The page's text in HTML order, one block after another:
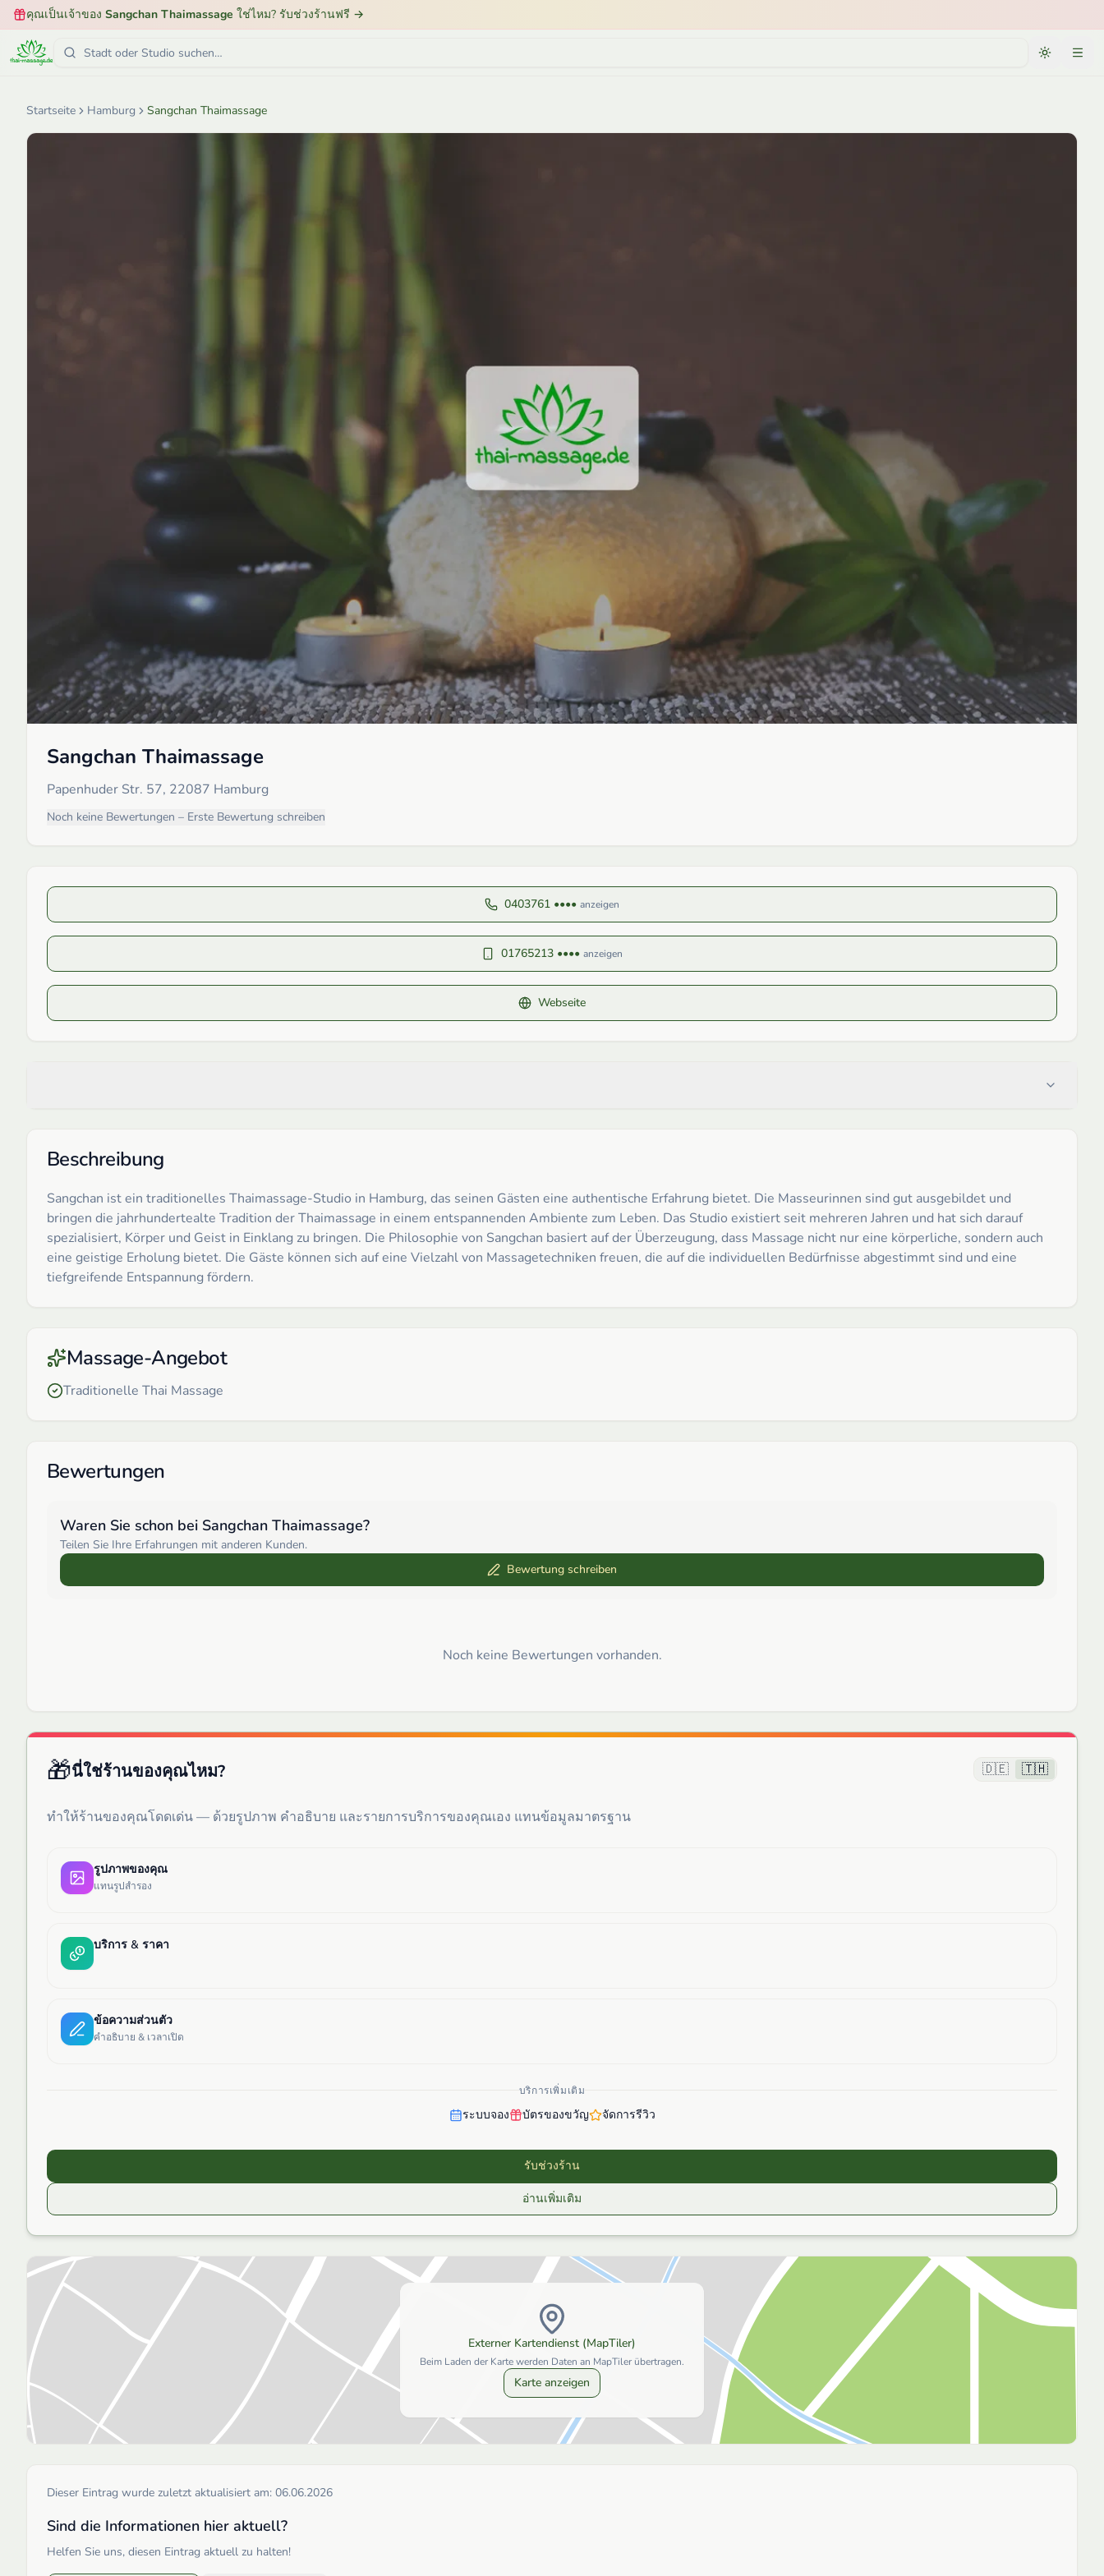
คุณเป็นเจ้าของ Sangchan Thaimassage ใช่ไหม? รับช่วงร้านฟรี →
Startseite Hamburg Sangchan Thaimassage
Sangchan Thaimassage
Papenhuder Str. 57, 22087 Hamburg
Noch keine Bewertungen – Erste Bewertung schreiben
0403761 •••• anzeigen
01765213 •••• anzeigen
Webseite
Beschreibung
Sangchan ist ein traditionelles Thaimassage-Studio in Hamburg, das seinen Gästen eine authentische Erfahrung bietet. Die Masseurinnen sind gut ausgebildet und
bringen die jahrhundertealte Tradition der Thaimassage in einem entspannenden Ambiente zum Leben. Das Studio existiert seit mehreren Jahren und hat sich darauf
spezialisiert, Körper und Geist in Einklang zu bringen. Die Philosophie von Sangchan basiert auf der Überzeugung, dass Massage nicht nur eine körperliche, sondern auch
eine geistige Erholung bietet. Die Gäste können sich auf eine Vielzahl von Massagetechniken freuen, die auf die individuellen Bedürfnisse abgestimmt sind und eine
tiefgreifende Entspannung fördern.
Massage-Angebot
Traditionelle Thai Massage
Bewertungen
Waren Sie schon bei Sangchan Thaimassage?
Teilen Sie Ihre Erfahrungen mit anderen Kunden.
Bewertung schreiben
Noch keine Bewertungen vorhanden.
🎁นี่ใช่ร้านของคุณไหม? 🇩🇪 🇹🇭
ทำให้ร้านของคุณโดดเด่น — ด้วยรูปภาพ คำอธิบาย และรายการบริการของคุณเอง แทนข้อมูลมาตรฐาน
รูปภาพของคุณ
แทนรูปสำรอง
บริการ & ราคา
ข้อความส่วนตัว
คำอธิบาย & เวลาเปิด
บริการเพิ่มเติม
ระบบจอง บัตรของขวัญ จัดการรีวิว
รับช่วงร้าน
อ่านเพิ่มเติม
Externer Kartendienst (MapTiler)
Beim Laden der Karte werden Daten an MapTiler übertragen.
Karte anzeigen
Dieser Eintrag wurde zuletzt aktualisiert am: 06.06.2026
Sind die Informationen hier aktuell?
Helfen Sie uns, diesen Eintrag aktuell zu halten!